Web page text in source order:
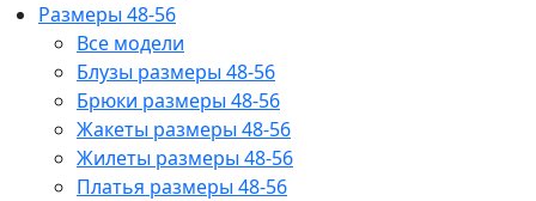
Размеры 48-56
Все модели
Блузы размеры 48-56
Брюки размеры 48-56
Жакеты размеры 48-56
Жилеты размеры 48-56
Платья размеры 48-56